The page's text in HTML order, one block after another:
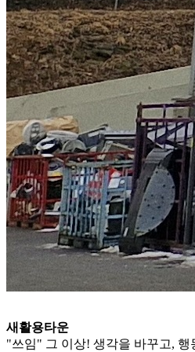
새활용타운
"쓰임" 그 이상! 생각을 바꾸고, 행